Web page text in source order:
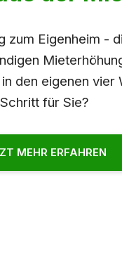
zum Eigenheim -
den eigenen vier
für Sie?
MEHR ERFAHREN